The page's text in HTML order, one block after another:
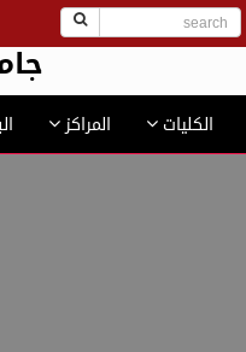
الكليات المراكز